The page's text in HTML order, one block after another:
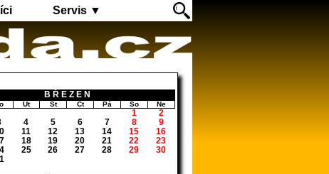
Servis ▼
BŘEZEN
Út St Čt Pá So
Ne
1 2
4 5 6 7 8 9
11 12 13 14 15 16
18 19 20 21 22 23
25 26 27 28 29 30